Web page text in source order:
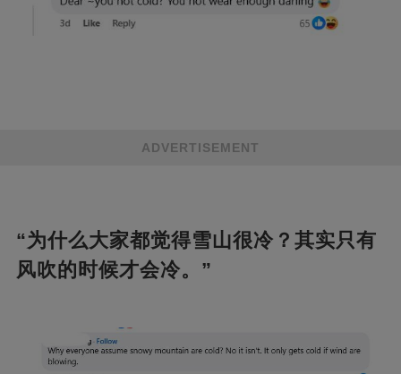
ADVERTISEMENT
“为什么大家都觉得雪山很冷？其实只有
风吹的时候才会冷。”